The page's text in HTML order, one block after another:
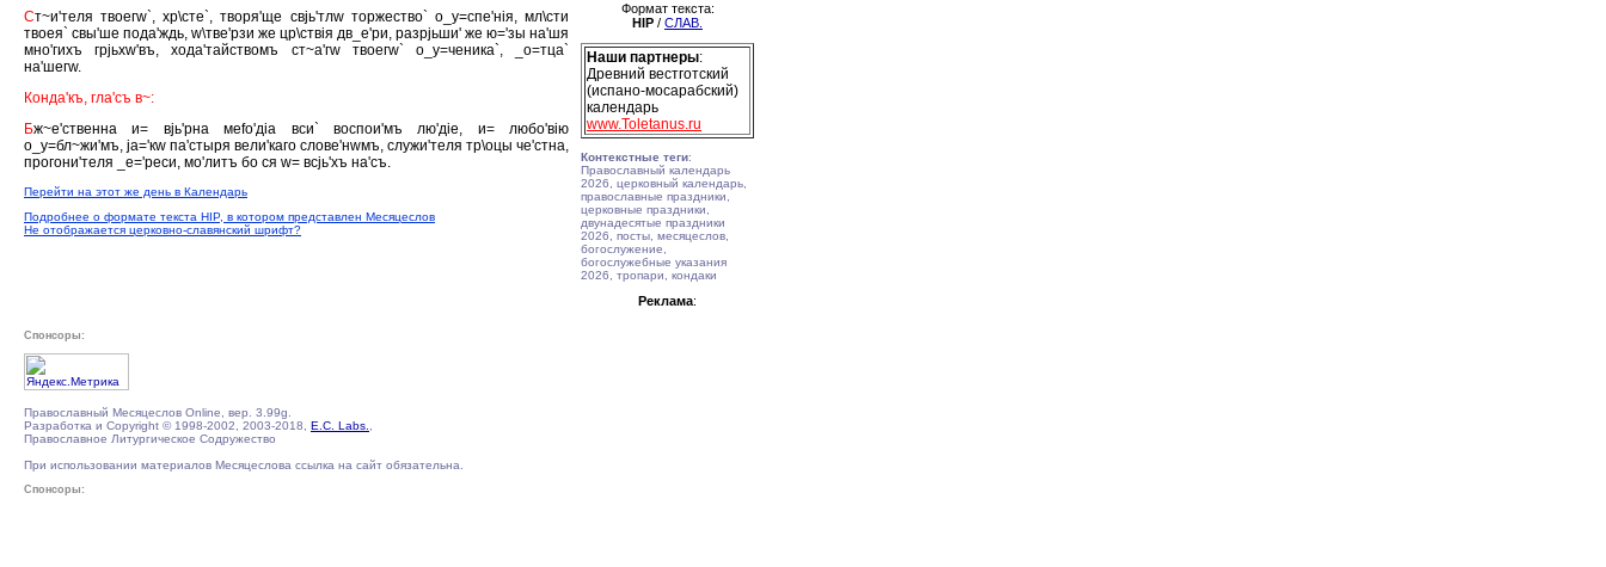
Ст~и'теля твоегw`, хр\сте`, творя'ще свjь'тлw торжество` о_у=спе'нiя, мл\сти
твоея` свы'ше пода'ждь, w\тве'рзи же цр\ствiя дв_е'ри, разрjьши' же ю='зы на'шя
мно'гихъ грjьхw'въ, хода'тайствомъ ст~а'гw твоегw` о_у=ченика`, _о=тца`
на'шегw.
Конда'къ, гла'съ в~:
Бж~е'ственна и= вjь'рна меfо'дiа вси` воспои'мъ лю'дiе, и= любо'вiю
о_у=бл~жи'мъ, jа='кw па'стыря вели'каго слове'нwмъ, служи'теля тр\оцы че'стна,
прогони'теля _е='реси, мо'литъ бо ся w= всjь'хъ на'съ.
Перейти на этот же день в Календарь
Подробнее о формате текста HIP, в котором представлен Месяцеслов
Не отображается церковно-славянский шрифт?
Формат текста:
HIP / СЛАВ.
Наши партнеры:
Древний вестготский
(испано-мосарабский)
календарь
www.Toletanus.ru
Контекстные теги:
Православный календарь
2026, церковный календарь,
православные праздники,
церковные праздники,
двунадесятые праздники
2026, посты, месяцеслов,
богослужение,
богослужебные указания
2026, тропари, кондаки
Реклама:
Спонсоры:
Православный Месяцеслов Online, вер. 3.99g.
Разработка и Copyright © 1998-2002, 2003-2018, E.C. Labs.
Православное Литургическое Содружество
При использовании материалов Месяцеслова ссылка на сайт обязательна.
Спонсоры: